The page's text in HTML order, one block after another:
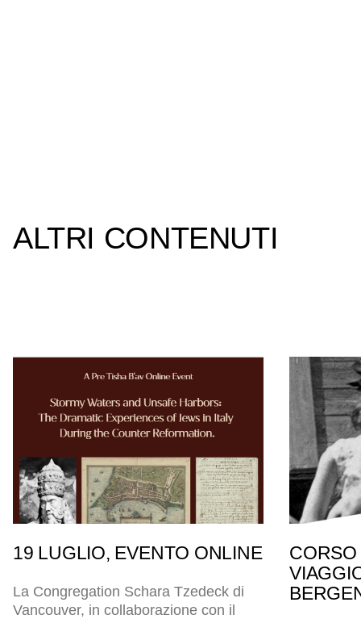
ALTRI CONTENUTI
19 LUGLIO, EVENTO ONLINE
La Congregation Schara Tzedeck di
Vancouver, in collaborazione con il